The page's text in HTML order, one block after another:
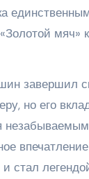
мяч»
завершил
но его
стал